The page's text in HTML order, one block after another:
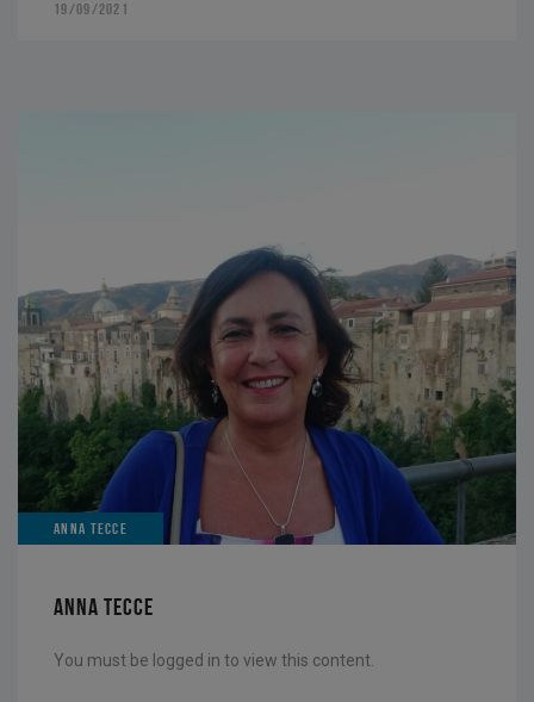
19/09/2021
ANNA TECCE
ANNA TECCE
You must be logged in to view this content.